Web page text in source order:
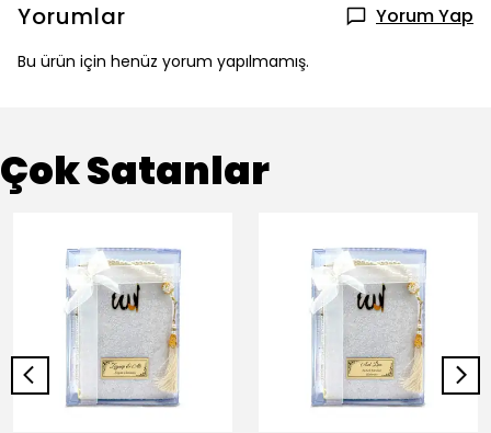
Yorumlar Yorum Yap
Bu ürün için henüz yorum yapılmamış.
Çok Satanlar